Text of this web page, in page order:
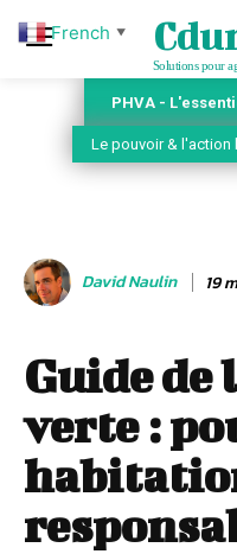
Solutions pour
PHVA -
Le pouvoir & l'action
David Naulin 19
Guide de
verte :
French ▼